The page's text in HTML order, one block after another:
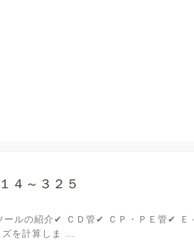
４～３２５
ルの紹介✔ ＣＤ管✔ ＣＰ・ＰＥ管✔ Ｅ
ズを計算しま …